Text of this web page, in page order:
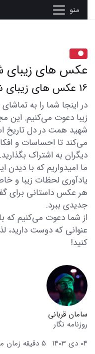
منو
عکس های
16 عکس های زیبای شهید همت در دل تاریخ
در اینجا شما را به
شهید همت در دل تاریخ
می‌کند تا احساسات و
دیگران به اشتراک بگذارید.
ما امیدواریم که با دیدن
یادآوری لحظات زیبا و
هر عکس داستانی برای
جدیدی ببرد.
از شما دعوت می‌کنیم که
عنوانی که دوست دارید،
کنید!
سامان قربانی
روزنامه نگار
04 دی 1403
5 دقیقه زمان مطالعه